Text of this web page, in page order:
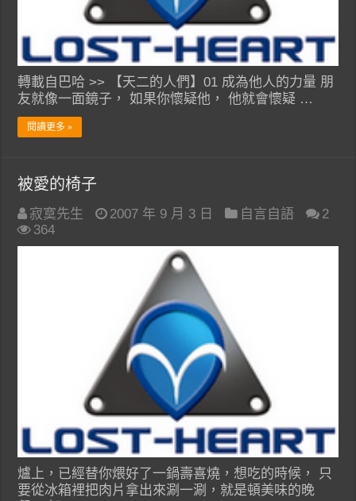
轉載自巴哈 >> 【天二的人們】01 成為他人的力量 朋
友就像一面鏡子， 如果你懷疑他， 他就會懷疑 …
閱讀更多 »
被愛的椅子
寂寞先生 2007 年 9 月 3 日 自言自語
2
364
爐上，已經替你煨好了一鍋壽喜燒，想吃的時候， 只
要從冰箱裡把肉片拿出來涮一涮，就是頓美味的晚